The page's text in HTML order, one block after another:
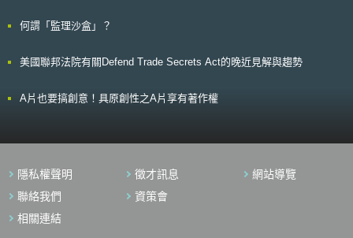
管理議題，雲端安全防護聯盟（Cloud Security Alliance, CSA）提出了雲端
APIs程式（Insecure APIs） 五、拒絕服務（Denial of Service） 六、惡意
Services） 八、審慎評鑑不足（Insufficient Due Diligence） 九、共享環境
先政策」，聯邦機構必須在三個月內找出三項轉移到雲端的政府服務，並且
要在一年內導入其中一項。 然而，此種新型態的雲端運算服務為聯邦
規格之方法，並實施個別的資訊安全需求與政策的作法，對服務商而言，其
何謂「監理沙盒」？
美國聯邦法院有關Defend Trade Secrets Act的晚近見解與趨勢
A片也要搞創意！具原創性之A片享有著作權
隱私權聲明 徵才訊息
網站導覽
聯絡我們
資策會
相關連結